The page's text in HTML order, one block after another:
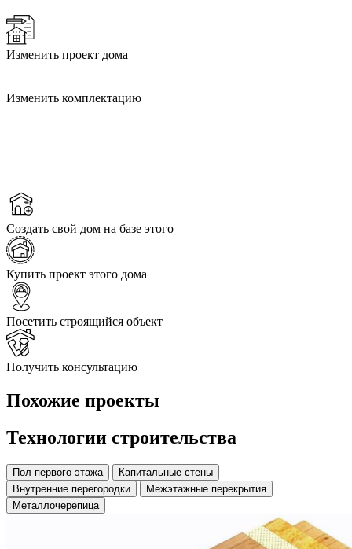
Изменить проект дома
Изменить комплектацию
Создать свой дом на базе этого
Купить проект этого дома
Посетить строящийся объект
Получить консультацию
Похожие проекты
Технологии строительства
Пол первого этажа
Капитальные стены
Внутренние перегородки
Межэтажные перекрытия
Металлочерепица